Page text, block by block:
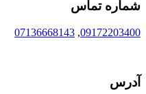
شماره تماس
09172203400
,
07136668143
آدرس